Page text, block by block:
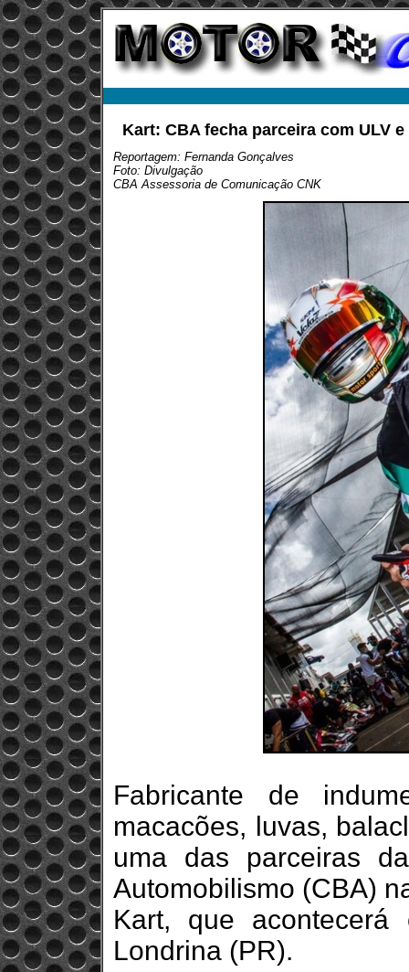
Kart: CBA fecha parceira com ULV
Reportagem: Fernanda Gonçalves
Foto: Divulgação
CBA Assessoria de Comunicação CNK
Fabricante de
macacões, luvas,
uma das parceiras
Automobilismo (CBA)
Kart, que
Londrina (PR).